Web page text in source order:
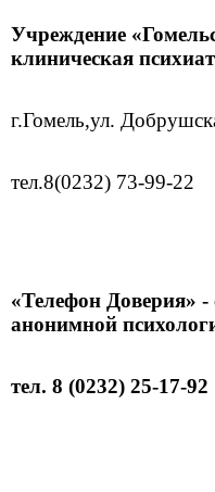
Учреждение
клиническая
г.Гомель,ул.
тел.8(0232) 73-99-22
«Телефон Доверия» -
анонимной
тел. 8 (0232) 25-17-92